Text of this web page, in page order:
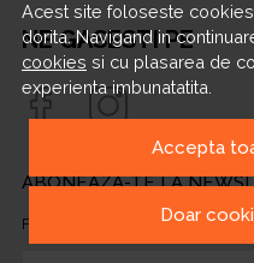
Acest site foloseste
dorita. Navigand in
cookies si cu plasarea de
experienta imbunatatita.
Accepta
Doar
NE GASESTI PE
ABONEAZA-TE LA
Fii la curent cu toate promotiile